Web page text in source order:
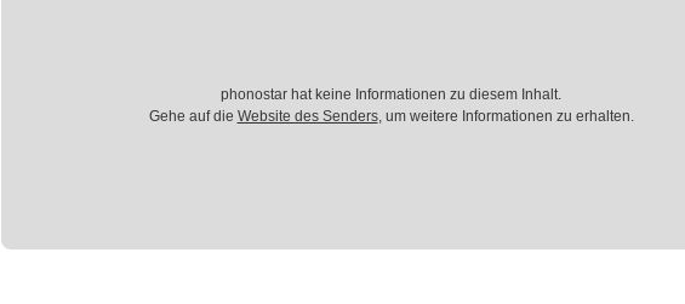
phonostar hat keine Informationen zu diesem Inhalt.
Gehe auf die Website des Senders, um weitere Informationen zu erhalten.